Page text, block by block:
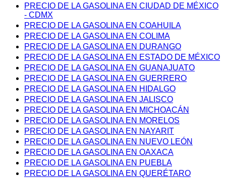
PRECIO DE LA GASOLINA EN CIUDAD DE MÉXICO
- CDMX
PRECIO DE LA GASOLINA EN COAHUILA
PRECIO DE LA GASOLINA EN COLIMA
PRECIO DE LA GASOLINA EN DURANGO
PRECIO DE LA GASOLINA EN ESTADO DE MÉXICO
PRECIO DE LA GASOLINA EN GUANAJUATO
PRECIO DE LA GASOLINA EN GUERRERO
PRECIO DE LA GASOLINA EN HIDALGO
PRECIO DE LA GASOLINA EN JALISCO
PRECIO DE LA GASOLINA EN MICHOACÁN
PRECIO DE LA GASOLINA EN MORELOS
PRECIO DE LA GASOLINA EN NAYARIT
PRECIO DE LA GASOLINA EN NUEVO LEÓN
PRECIO DE LA GASOLINA EN OAXACA
PRECIO DE LA GASOLINA EN PUEBLA
PRECIO DE LA GASOLINA EN QUERÉTARO